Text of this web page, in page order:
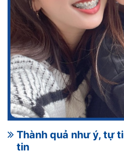
Thành quả như ý, tự
tin